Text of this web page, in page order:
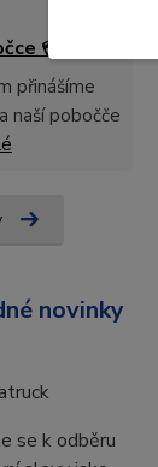
💳
přinášíme
naší pobočče
novinky
se k odběru